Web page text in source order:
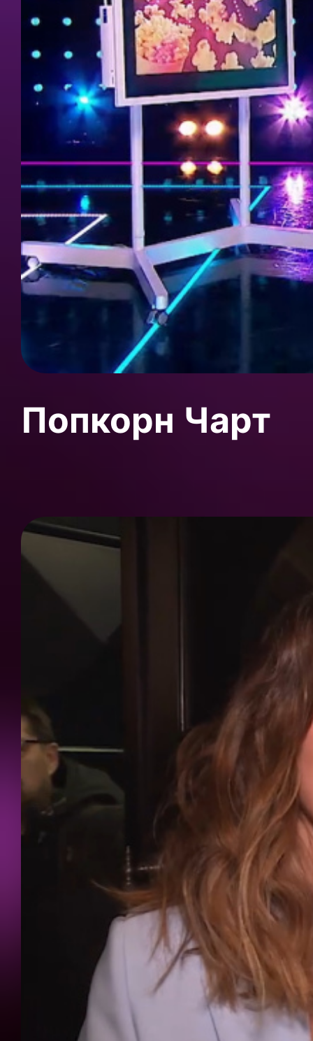
Попкорн Чарт